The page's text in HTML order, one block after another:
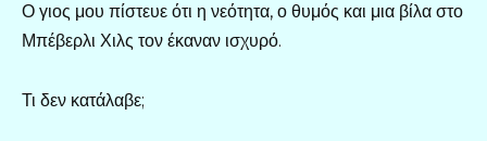
Ο γιος μου πίστευε ότι η νεότητα, ο θυμός και μια βίλα στο
Μπέβερλι Χιλς τον έκαναν ισχυρό.
Τι δεν κατάλαβε;